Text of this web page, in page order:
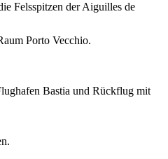
Felsspitzen der Aiguilles de
Porto Vecchio.
Bastia und Rückflug mit